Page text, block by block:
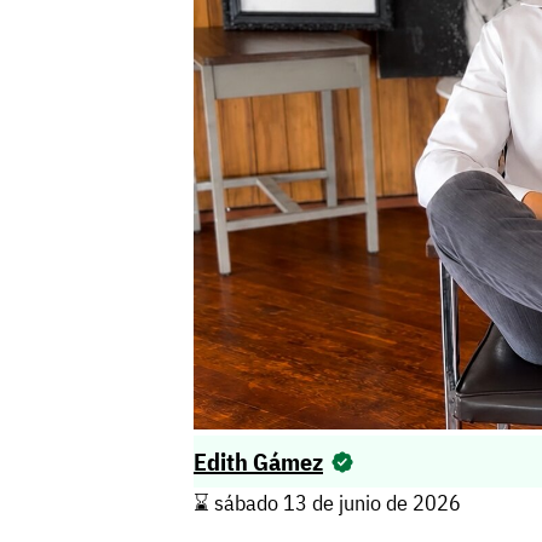
Edith Gámez
⌛️ sábado 13 de junio de 2026